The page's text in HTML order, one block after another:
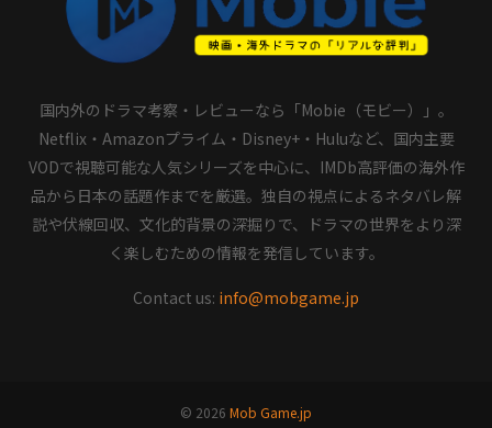
国内外のドラマ考察・レビューなら「Mobie（モビー）」。
Netflix・Amazonプライム・Disney+・Huluなど、国内主要
VODで視聴可能な人気シリーズを中心に、IMDb高評価の海外作
品から日本の話題作までを厳選。独自の視点によるネタバレ解
説や伏線回収、文化的背景の深掘りで、ドラマの世界をより深
く楽しむための情報を発信しています。
Contact us: info@mobgame.jp
© 2026 Mob Game.jp